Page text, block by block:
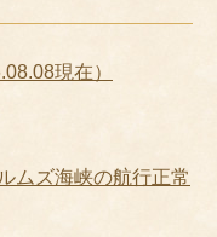
現在）
ムズ海峡の航行正常